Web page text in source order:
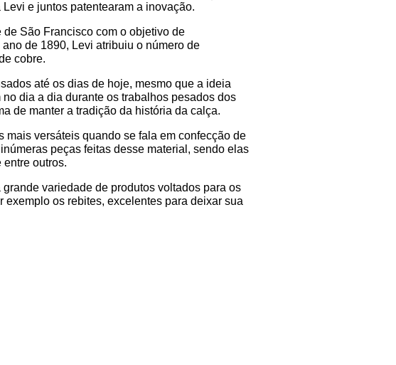
e juntos patentearam a inovação.
São Francisco com o objetivo de
de 1890, Levi atribuiu o número de
cobre.
até os dias de hoje, mesmo que a ideia
dia a dia durante os trabalhos pesados dos
de manter a tradição da história da calça.
mais versáteis quando se fala em confecção de
peças feitas desse material, sendo elas
outros.
variedade de produtos voltados para os
os rebites, excelentes para deixar sua